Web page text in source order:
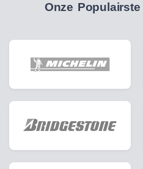
Onze